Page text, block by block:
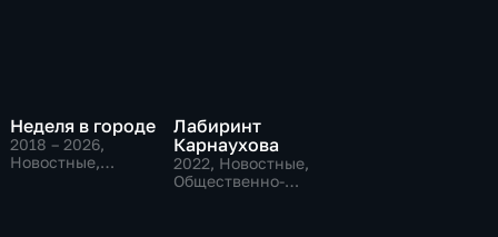
Неделя в городе
2018 – 2026,
Новостные,
Лабиринт
Карнаухова
2022, Новостные,
Общественно-